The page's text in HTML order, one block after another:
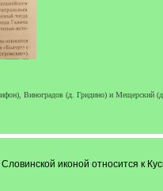
Виноградов (д. Гридино) и Мещерский
иконой относится к